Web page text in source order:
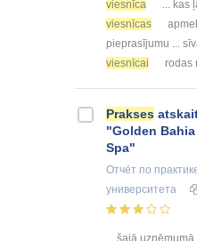
viesnīca
... kas
viesnīcas
pieprasījumu ...
viesnīcai
rodas
Prakses
"Golden
Spa"
Отчёт по
университета
... šajā